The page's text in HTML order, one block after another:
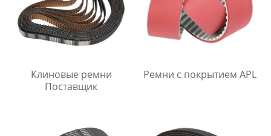
Клиновые ремни
Поставщик
Ремни с покрытием APL